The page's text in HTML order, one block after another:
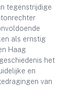
tegenstrijdige
als ernstig
Haag
het
en
van